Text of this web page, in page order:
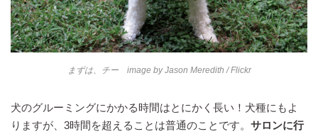
まずは、チー image byJason Meredith / Flickr
犬のグルーミングにかかる時間はとにかく長い！犬種にもよ
りますが、3時間を超えることは普通のことです。 サロンに行